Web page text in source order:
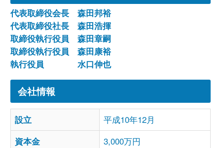
代表取締役会長 森田邦裕
代表取締役社長 森田浩揮
取締役執行役員 森田章嗣
取締役執行役員 森田康裕
執行役員 水口伸也
会社情報
設立
平成10年12月
資本金
3,000万円